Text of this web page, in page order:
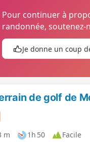
Pour continuer à
randonnée,
Je donne un coup
de golf de
m 1h 50
Facile